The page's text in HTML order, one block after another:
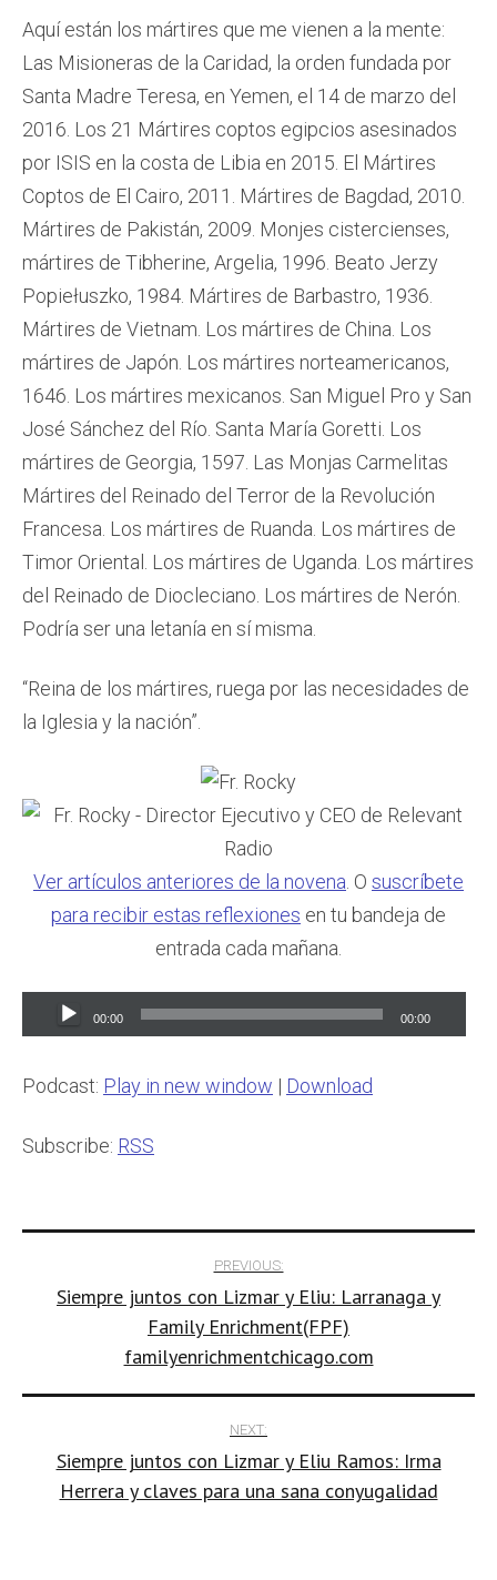
Aquí están los mártires que me vienen a la mente:
Las Misioneras de la Caridad, la orden fundada por
Santa Madre Teresa, en Yemen, el 14 de marzo del
2016. Los 21 Mártires coptos egipcios asesinados
por ISIS en la costa de Libia en 2015. El Mártires
Coptos de El Cairo, 2011. Mártires de Bagdad, 2010.
Mártires de Pakistán, 2009. Monjes cistercienses,
mártires de Tibherine, Argelia, 1996. Beato Jerzy
Popiełuszko, 1984. Mártires de Barbastro, 1936.
Mártires de Vietnam. Los mártires de China. Los
mártires de Japón. Los mártires norteamericanos,
1646. Los mártires mexicanos. San Miguel Pro y San
José Sánchez del Río. Santa María Goretti. Los
mártires de Georgia, 1597. Las Monjas Carmelitas
Mártires del Reinado del Terror de la Revolución
Francesa. Los mártires de Ruanda. Los mártires de
Timor Oriental. Los mártires de Uganda. Los mártires
del Reinado de Diocleciano. Los mártires de Nerón.
Podría ser una letanía en sí misma.
“Reina de los mártires, ruega por las necesidades de
la Iglesia y la nación”.
Ver artículos anteriores de la novena . O suscríbete
para recibir estas reflexiones en tu bandeja de
entrada cada mañana.
Audio
Player
00:00 00:00
Podcast: Play in new window | Download
Subscribe: RSS
navigation
PREVIOUS:
Siempre juntos con Lizmar y Eliu: Larranaga y
Family Enrichment(FPF)
familyenrichmentchicago.com
NEXT:
Siempre juntos con Lizmar y Eliu Ramos: Irma
Herrera y claves para una sana conyugalidad